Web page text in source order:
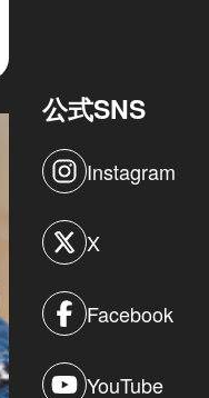
公式SNS
Instagram
X
Facebook
YouTube